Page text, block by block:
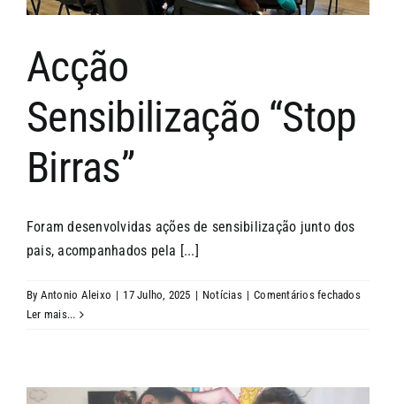
Acção
Sensibilização “Stop
Birras”
Foram desenvolvidas ações de sensibilização junto dos
pais, acompanhados pela [...]
By Antonio Aleixo | 17 Julho, 2025 | Notícias | Comentários fechadosem
Ler mais...